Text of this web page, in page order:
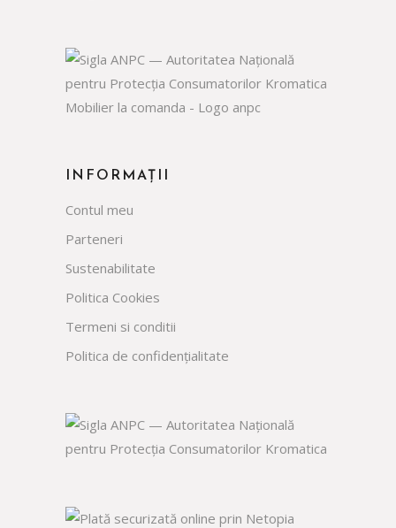
INFORMAȚII
Contul meu
Parteneri
Sustenabilitate
Politica Cookies
Termeni si conditii
Politica de confidențialitate